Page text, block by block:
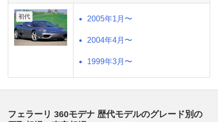
初代 2005年1月〜
2004年4月〜
1999年3月〜
フェラーリ 360モデナ 歴代モデルのグレード別の